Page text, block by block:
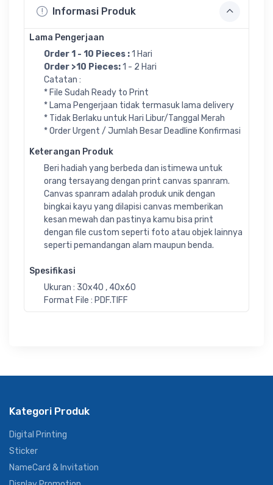
Informasi Produk
Lama Pengerjaan
Order 1 - 10 Pieces :1 Hari
Order >10 Pieces:1 - 2 Hari
Catatan :
* File Sudah Ready to Print
* Lama Pengerjaan tidak termasuk lama delivery
* Tidak Berlaku untuk Hari Libur/Tanggal Merah
* Order Urgent / Jumlah Besar Deadline Konfirmasi
Keterangan Produk
Beri hadiah yang berbeda dan istimewa untuk
orang tersayang dengan print canvas spanram.
Canvas spanram adalah produk unik dengan
bingkai kayu yang dilapisi canvas memberikan
kesan mewah dan pastinya kamu bisa print
dengan file custom seperti foto atau objek lainnya
seperti pemandangan alam maupun benda.
Spesifikasi
Ukuran : 30x40 , 40x60
Format File : PDF.TIFF
Kategori Produk
Digital Printing
Sticker
NameCard & Invitation